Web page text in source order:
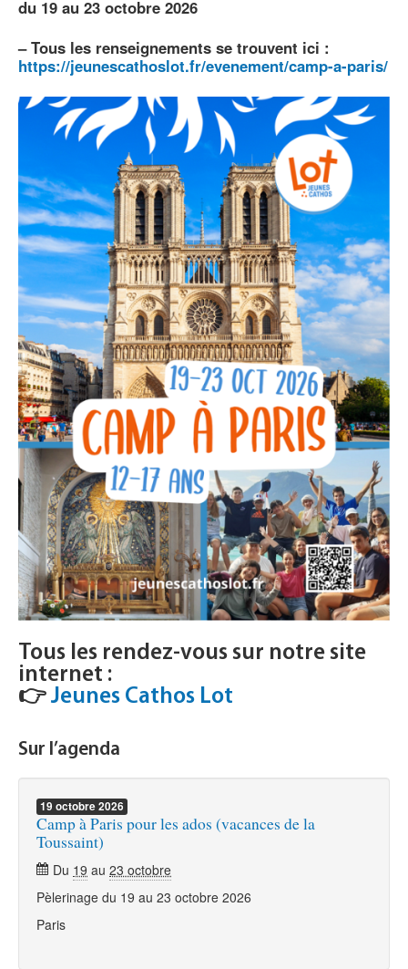
du 19 au 23 octobre 2026
– Tous les renseignements se trouvent ici :
https://jeunescathoslot.fr/evenement/camp-a-paris/
Tous les rendez-vous sur notre site
internet :
👉 Jeunes Cathos Lot
Sur l’agenda
19 octobre2026
Camp à Paris pour les ados (vacances de la
Toussaint)
Du 19 au 23 octobre
Pèlerinage du 19 au 23 octobre 2026
Paris